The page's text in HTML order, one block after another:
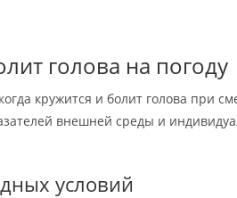
голова на погоду
кружится и болит голова при
внешней среды и
условий